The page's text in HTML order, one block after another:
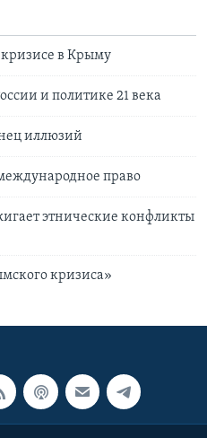
кризисе в Крыму
и политике 21 века
иллюзий
право
этнические конфликты
кризиса»